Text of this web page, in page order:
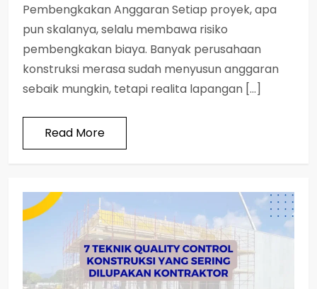
Pembengkakan Anggaran Setiap proyek, apa
pun skalanya, selalu membawa risiko
pembengkakan biaya. Banyak perusahaan
konstruksi merasa sudah menyusun anggaran
sebaik mungkin, tetapi realita lapangan […]
Read More